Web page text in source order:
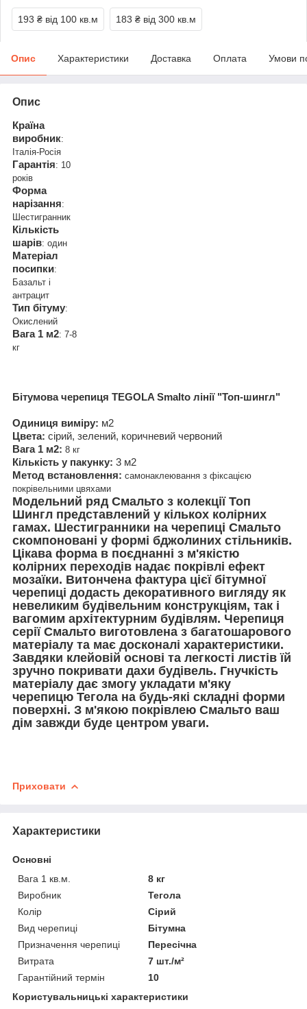
193 ₴ від 100 кв.м 183 ₴ від 300 кв.м
Опис Характеристики Доставка Оплата Умови
Опис
Країна
виробник:
Італія-Росія
Гарантія: 10
років
Форма
нарізання:
Шестигранник
Кількість
шарів: один
Матеріал
посипки:
Базальт і
антрацит
Тип бітуму:
Окислений
Вага 1 м2: 7-8
кг
Бітумова черепиця TEGOLA Smalto лінії "Топ-шингл"
Одиниця виміру: м2
Цвета: сірий, зелений, коричневий червоний
Вага 1 м2: 8 кг
Кількість у пакунку: 3 м2
Метод встановлення: самонаклеювання з фіксацією
покрівельними цвяхами
Модельний ряд Смальто з колекції Топ
Шингл представлений у кількох колірних
гамах. Шестигранники на черепиці Смальто
скомпоновані у формі бджолиних стільників.
Цікава форма в поєднанні з м'якістю
колірних переходів надає покрівлі ефект
мозаїки. Витончена фактура цієї бітумної
черепиці додасть декоративного вигляду як
невеликим будівельним конструкціям, так і
вагомим архітектурним будівлям. Черепиця
серії Смальто виготовлена з багатошарового
матеріалу та має досконалі характеристики.
Завдяки клейовій основі та легкості листів їй
зручно покривати дахи будівель. Гнучкість
матеріалу дає змогу укладати м'яку
черепицю Тегола на будь-які складні форми
поверхні. З м'якою покрівлею Смальто ваш
дім завжди буде центром уваги.
Приховати
Характеристики
Основні
Вага 1 кв.м.
8 кг
Виробник
Тегола
Колір
Сірий
Вид черепиці
Бітумна
Призначення черепиці
Пересічна
Витрата
7 шт./м²
Гарантійний термін
10
Користувальницькі характеристики